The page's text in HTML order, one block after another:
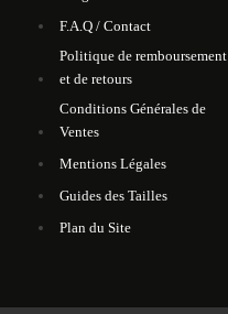
F.A.Q / Contact
Politique de remboursement
et de retours
Conditions Générales de
Ventes
Mentions Légales
Guides des Tailles
Plan du Site